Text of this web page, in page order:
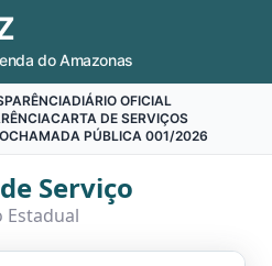
do Amazonas
DIÁRIO OFICIAL
CARTA DE SERVIÇOS
CHAMADA PÚBLICA 001/2026
Serviço
Estadual